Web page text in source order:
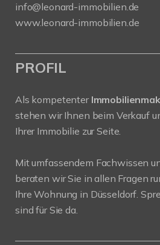
info@leonard-immobilien.de
www.leonard-immobilien.de
PROFIL
Als kompetenter
stehen wir Ihnen beim Verkauf
Ihrer Immobilie zur Seite.
Mit umfassendem Fachwissen
beraten wir Sie in allen Fragen
Ihre Wohnung in Düsseldorf.
sind für Sie da.